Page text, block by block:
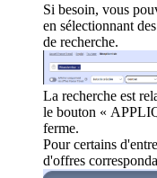
Si besoin, vous
en sélectionnant
de recherche.
La recherche est
le bouton «
ferme.
Pour certains
d'offres